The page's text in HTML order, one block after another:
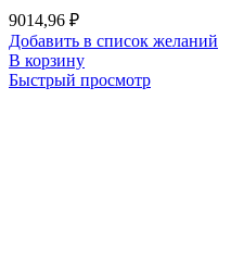
9014,96 ₽
Добавить в список желаний
В корзину
Быстрый просмотр